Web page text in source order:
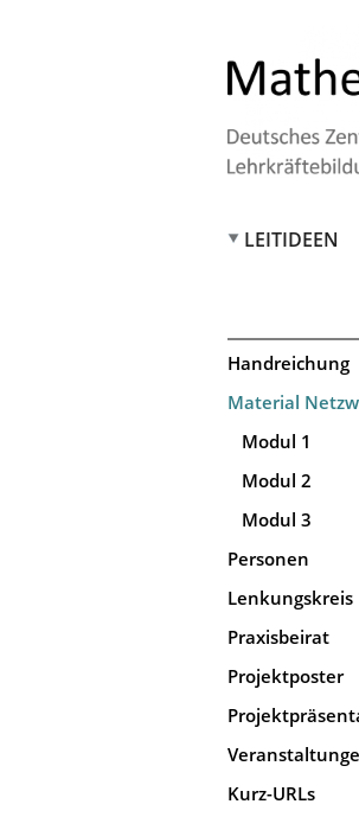
LEITIDEEN
Handreichung
Material
Modul 1
Modul 2
Modul 3
Personen
Lenkungskreis
Praxisbeirat
Projektposter
Kurz-URLs